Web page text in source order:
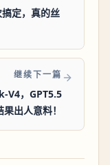
定，真的丝
继续下一篇
V4，GPT5.5
出人意料！